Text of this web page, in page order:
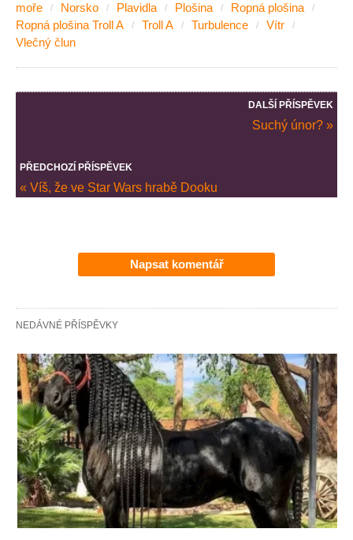
moře
Norsko Plavidla Plošina
Ropná plošina
Ropná plošina Troll A
Troll A Turbulence
Vítr
Vlečný člun
DALŠÍ PŘÍSPĚVEK
Suchý únor? »
PŘEDCHOZÍ PŘÍSPĚVEK
« Víš, že ve Star Wars hrabě Dooku
Napsat komentář
NEDÁVNÉ PŘÍSPĚVKY